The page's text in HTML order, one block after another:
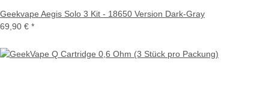
Geekvape Aegis Solo 3 Kit - 18650 Version Dark-Gray
69,90 € *